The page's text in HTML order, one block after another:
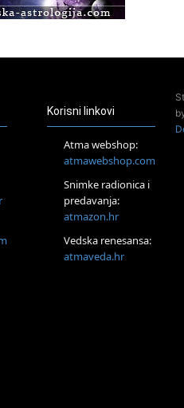
intuicije i Akaša zapisa
hipnoterapeut — nova
Zemlje
radionica sistemskih
Korisni linkovi
Atma webshop:
atmawebshop.com
Snimke radionica i
predavanja:
atmazon.hr
Vedska renesansa:
atmaveda.hr